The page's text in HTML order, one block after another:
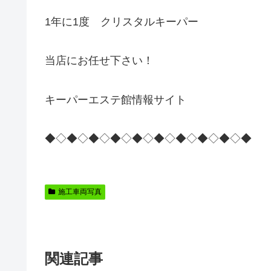
1年に1度 クリスタルキーパー
当店にお任せ下さい！
キーパーエステ館情報サイト
◆◇◆◇◆◇◆◇◆◇◆◇◆◇◆◇◆◇◆
施工車両写真
関連記事